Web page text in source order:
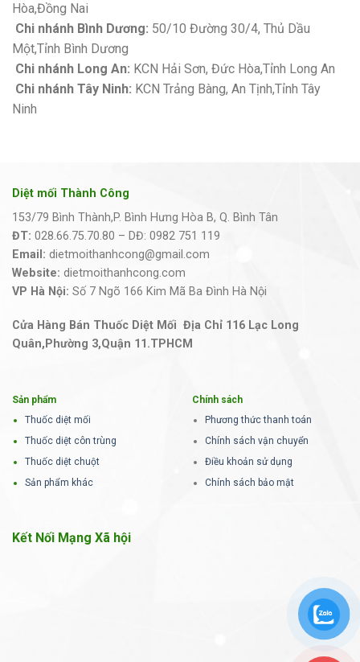
Hòa,Đồng Nai
Chi nhánh Bình Dương: 50/10 Đường 30/4, Thủ Dầu
Một,Tỉnh Bình Dương
Chi nhánh Long An: KCN Hải Sơn, Đức Hòa,Tỉnh Long An
Chi nhánh Tây Ninh: KCN Trảng Bàng, An Tịnh,Tỉnh Tây
Ninh
Diệt mối Thành Công
153/79 Bình Thành,P. Bình Hưng Hòa B, Q. Bình Tân
ĐT: 028.66.75.70.80 – DĐ: 0982 751 119
Email: dietmoithanhcong@gmail.com
Website: dietmoithanhcong.com
VP Hà Nội: Số 7 Ngõ 166 Kim Mã Ba Đình Hà Nội
Cửa Hàng Bán Thuốc Diệt Mối Địa Chỉ 116 Lạc Long
Quân,Phường 3,Quận 11.TPHCM
Sản phẩm
Thuốc diệt mối
Thuốc diệt côn trùng
Thuốc diệt chuột
Sản phẩm khác
Chính sách
Phương thức thanh toán
Chính sách vận chuyển
Điều khoản sử dụng
Chính sách bảo mật
Kết Nối Mạng Xã hội